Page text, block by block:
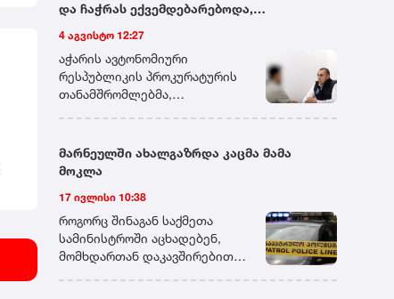
და ჩაჭრას ექვემდებარებოდა,
პროკურატურამ აღნიშნული პირი ქრთამის
მიცემის ფაქტზე დააკავა
4 აგვისტო 12:27
აჭარის ავტონომიური
რესპუბლიკის პროკურატურის
თანამშრომლებმა,
შედეგად,ქრთამის მიმცემი
პირი ბრალდებულად დააკავეს.
საქართველოს სისხლის
სამართლის კოდექსის 339-ე
მუხლის მე-2 ნაწილით
წარედგინება, რაც ოთხიდან
მარნეულში ახალგაზრდა კაცმა მამა
მოკლა
17 ივლისი 10:38
როგორც შინაგან საქმეთა
სამინისტროში აცხადებენ,
მომხდართან დაკავშირებით